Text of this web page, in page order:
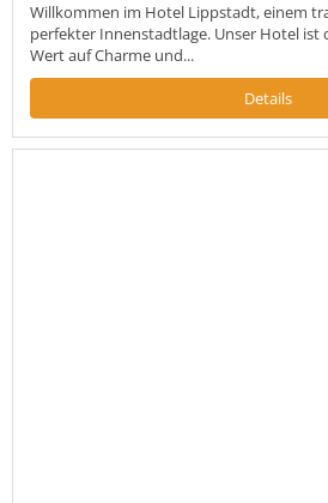
Willkommen im Hotel Lippstadt, einem
perfekter Innenstadtlage. Unser Hotel ist
Wert auf Charme und...
Details